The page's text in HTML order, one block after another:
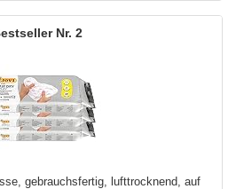
2
gebrauchsfertig, lufttrocknend, auf